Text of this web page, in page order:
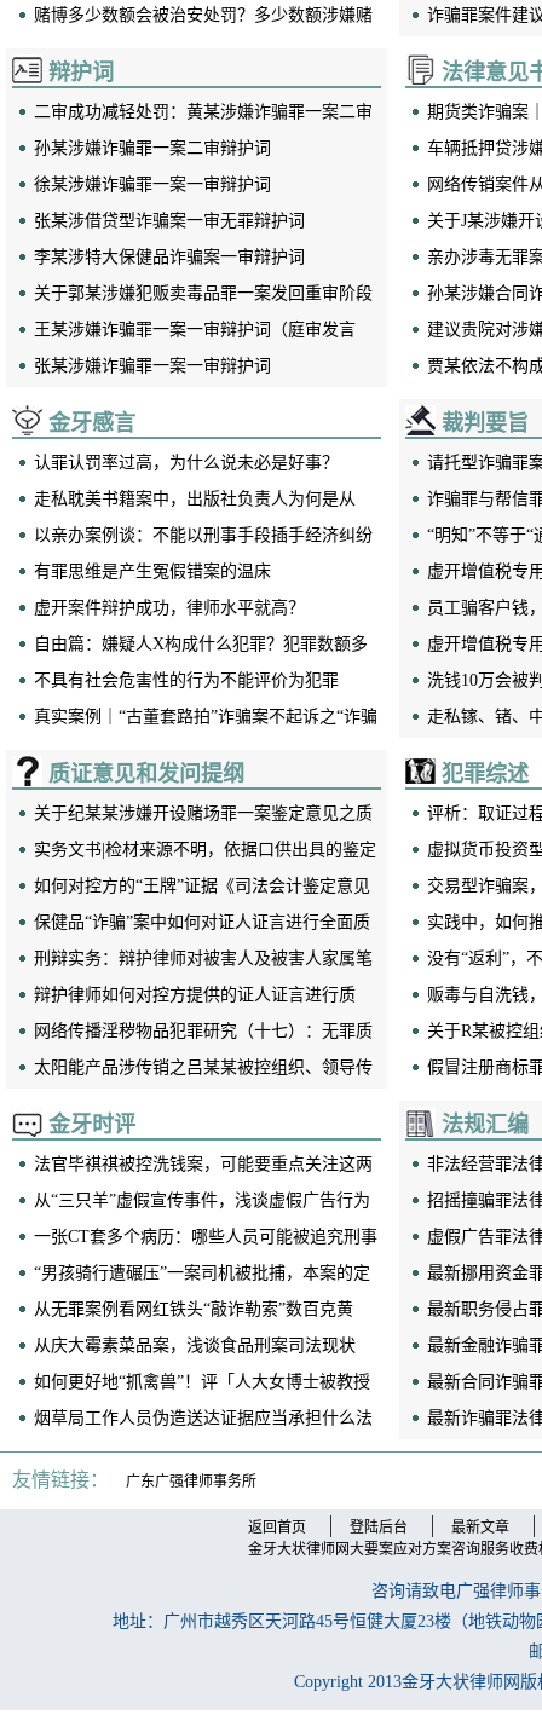
王思鲁
荣誉主任
李泽民
传销犯罪辩护律师
黄坚明
毒品犯罪案件辩
杨天意 何天云 王如僧
场罪如何区分？
赌博多少数额会被治安处罚？多少数额涉嫌赌
恩律师成功辩
诈骗罪案件建
缓刑？
辩护词
二审成功减轻处罚：黄某涉嫌诈骗罪一案二审
辩护词
孙某涉嫌诈骗罪一案二审辩护词
徐某涉嫌诈骗罪一案一审辩护词
张某涉借贷型诈骗案一审无罪辩护词
李某涉特大保健品诈骗案一审辩护词
关于郭某涉嫌犯贩卖毒品罪一案发回重审阶段
之一审辩护词
王某涉嫌诈骗罪一案一审辩护词（庭审发言
版）
张某涉嫌诈骗罪一案一审辩护词
法律意见
期货类诈骗案
意见书
车辆抵押贷涉
网络传销案件
罪
关于J某涉嫌开
为主犯之法律
亲办涉毒无罪
销案件？
孙某涉嫌合同
建议贵院对涉
决定的法律意
贾某依法不构
金牙感言
认罪认罚率过高，为什么说未必是好事？
走私耽美书籍案中，出版社负责人为何是从
犯？
以亲办案例谈：不能以刑事手段插手经济纠纷
有罪思维是产生冤假错案的温床
虚开案件辩护成功，律师水平就高？
自由篇：嫌疑人X构成什么犯罪？犯罪数额多
少？有哪些“明规则”？
不具有社会危害性的行为不能评价为犯罪
真实案例｜“古董套路拍”诈骗案不起诉之“诈骗
数额”有效辩护
裁判要旨
请托型诈骗罪
点
诈骗罪与帮信
定
“明知”不等于
定？
虚开增值税专
原则如何影响
员工骗客户钱
虚开增值税专
洗钱10万会被
走私镓、锗、
质证意见和发问提纲
关于纪某某涉嫌开设赌场罪一案鉴定意见之质
证意见
实务文书|检材来源不明，依据口供出具的鉴定
意见，不具有合法性
如何对控方的“王牌”证据《司法会计鉴定意见
书》进行深度质证？
保健品“诈骗”案中如何对证人证言进行全面质
证？
刑辩实务：辩护律师对被害人及被害人家属笔
录如何质证？
辩护律师如何对控方提供的证人证言进行质
证？
网络传播淫秽物品犯罪研究（十七）：无罪质
证意见
太阳能产品涉传销之吕某某被控组织、领导传
犯罪综述
评析：取证过
案，抗争无用
实冲突
虚拟货币投资
交易型诈骗案
实践中，如何
罪的“主观明知
没有“返利”，
贩毒与自洗钱
关于R某被控
辖权异议
假冒注册商标
金牙时评
法官毕祺祺被控洗钱案，可能要重点关注这两
个案例
从“三只羊”虚假宣传事件，浅谈虚假广告行为
罪与非罪的界分
一张CT套多个病历：哪些人员可能被追究刑事
责任？
“男孩骑行遭碾压”一案司机被批捕，本案的定
性值得商榷！
从无罪案例看网红铁头“敲诈勒索”数百克黄
金，是否具有正当性？
从庆大霉素菜品案，浅谈食品刑案司法现状
如何更好地“抓禽兽”！评「人大女博士被教授
性骚扰」
烟草局工作人员伪造送达证据应当承担什么法
律责任？
法规汇编
非法经营罪法
招摇撞骗罪法
虚假广告罪法
最新挪用资金
性文件大全（
最新职务侵占
（2025版）
最新金融诈骗
范性文件大全
最新合同诈骗
（2025版）
最新诈骗罪法
大全（2025版
友情链接： 广东广强律师事务所
返回首页 登陆后台
最新文章
金牙大状律师网大要案应对方案咨询服务收费
咨询请致电广强律师
地址：广州市越秀区天河路45号恒健大厦23楼（地铁动
Copyright 2013金牙大状律师网